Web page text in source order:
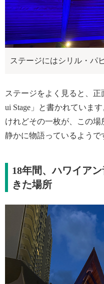
ステージにはシリル・パ
ステージをよく見ると、正
ui Stage」と書かれていま
けれどその一枚が、この場
静かに物語っているようで
18年間、ハワイア
きた場所